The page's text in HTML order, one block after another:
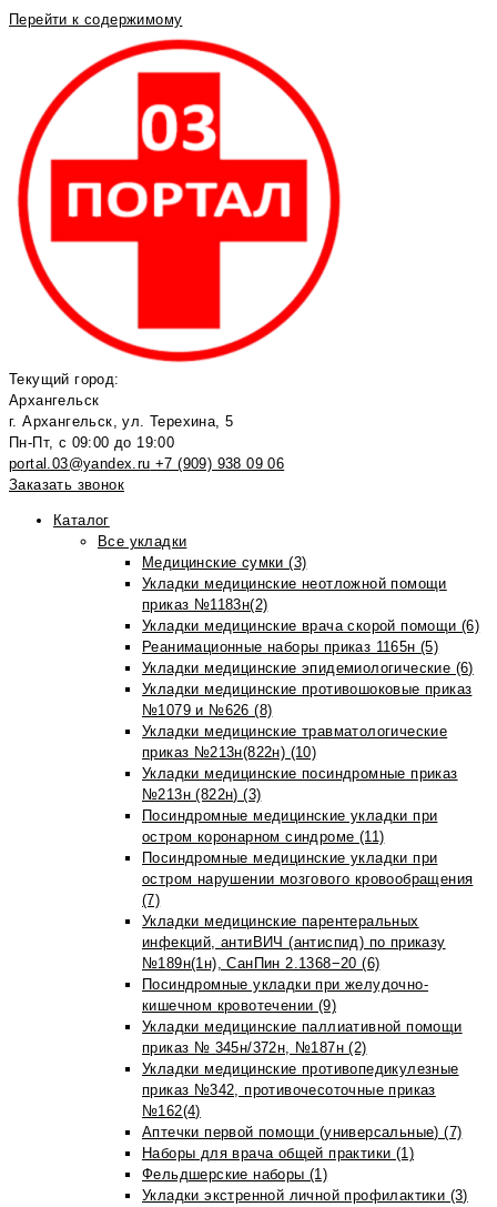
Перейти к содержимому
Текущий город:
Архангельск
г. Архангельск, ул. Терехина, 5
Пн-Пт, с 09:00 до 19:00
portal.03@yandex.ru +7 (909) 938 09 06
Заказать звонок
Каталог
Все укладки
Медицинские сумки (3)
Укладки медицинские неотложной помощи
приказ №1183н(2)
Укладки медицинские врача скорой помощи (6)
Реанимационные наборы приказ 1165н (5)
Укладки медицинские эпидемиологические (6)
Укладки медицинские противошоковые приказ
№1079 и №626 (8)
Укладки медицинские травматологические
приказ №213н(822н) (10)
Укладки медицинские посиндромные приказ
№213н (822н) (3)
Посиндромные медицинские укладки при
остром коронарном синдроме (11)
Посиндромные медицинские укладки при
остром нарушении мозгового кровообращения
(7)
Укладки медицинские парентеральных
инфекций, антиВИЧ (антиспид) по приказу
№189н(1н), СанПин 2.1368−20 (6)
Посиндромные укладки при желудочно-
кишечном кровотечении (9)
Укладки медицинские паллиативной помощи
приказ № 345н/372н, №187н (2)
Укладки медицинские противопедикулезные
приказ №342, противочесоточные приказ
№162(4)
Аптечки первой помощи (универсальные) (7)
Наборы для врача общей практики (1)
Фельдшерские наборы (1)
Укладки экстренной личной профилактики (3)